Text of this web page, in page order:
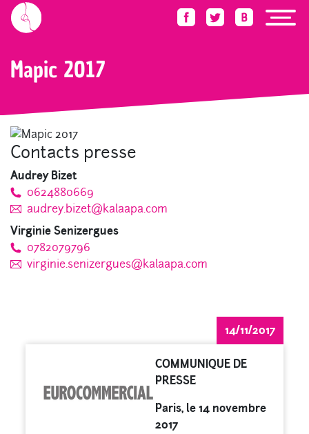
Mapic 2017
Contacts presse
Audrey Bizet
0624880669
audrey.bizet@kalaapa.com
Virginie Senizergues
0782079796
virginie.senizergues@kalaapa.com
COMMUNIQUE DE
PRESSE
Paris, le 14 novembre
2017
14/11/2017